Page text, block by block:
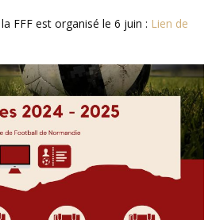
FFF est organisé le 6 juin : Lien de